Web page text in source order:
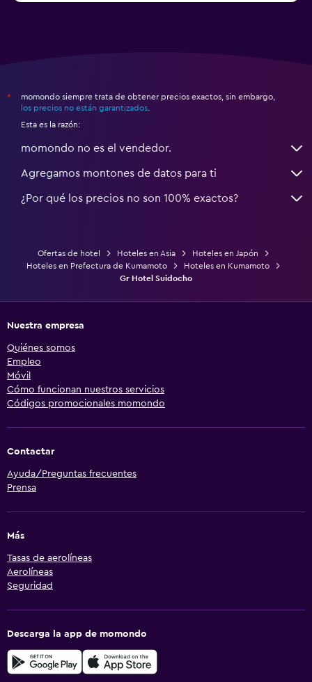
*
momondo siempre trata de obtener precios exactos, sin embargo,
los precios no están garantizados
Esta es la razón:
momondo no es el vendedor.
Agregamos montones de datos para ti
¿Por qué los precios no son 100% exactos?
Ofertas de hotel Hoteles en Asia
Hoteles en Japón
Hoteles en Prefectura de Kumamoto
Hoteles en Kumamoto
Gr Hotel Suidocho
Nuestra empresa
Quiénes somos
Empleo
Móvil
Cómo funcionan nuestros servicios
Códigos promocionales momondo
Contactar
Ayuda/Preguntas frecuentes
Prensa
Más
Tasas de aerolíneas
Aerolíneas
Seguridad
Descarga la app de momondo